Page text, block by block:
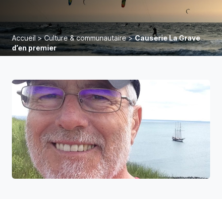
Accueil>Culture & communautaire>Causerie La Grave
d’en premier